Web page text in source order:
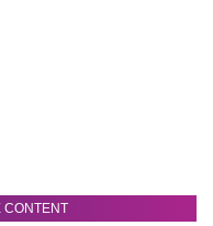
CONTENT